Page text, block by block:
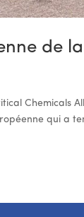
de
Chemicals
qui a